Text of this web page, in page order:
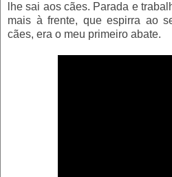
lhe sai aos cães. Parada e
mais à frente, que espirra ao
cães, era o meu primeiro abate.